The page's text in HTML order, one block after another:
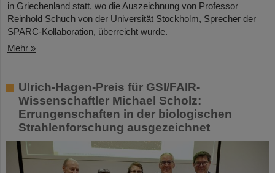
in Griechenland statt, wo die Auszeichnung von Professor
Reinhold Schuch von der Universität Stockholm, Sprecher der
SPARC-Kollaboration, überreicht wurde.
Mehr »
Ulrich-Hagen-Preis für GSI/FAIR-
Wissenschaftler Michael Scholz:
Errungenschaften in der biologischen
Strahlenforschung ausgezeichnet